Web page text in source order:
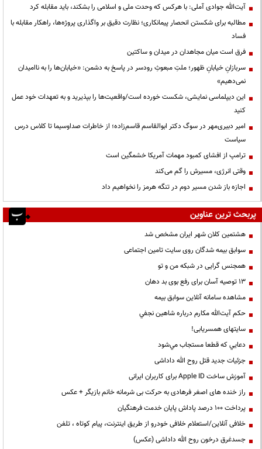
آیت‌الله جوادی آملی: با هرکس که وحدت ملی و اسلامی را بشکند، باید مقابله کرد
مطالبه برای شکستن انحصار پیمانکاری؛ نظارت دقیق بر واگذاری پروژه‌ها، راهکار مقابله با
فساد
فرق است میان مجاهدان در میدان و ساکتین
سربازانِ خیابانِ ظهور؛ ملتِ مبعوثِ رودسر در پاسخ به دشمن: «خیابان‌ها را به ناامیدان
نمی‌دهیم»
این دیپلماسی نمایشی، شکست خورده است/واقعیت‌ها را بپذیرید و به تعهدات خود عمل
کنید
امیر دبیری‌مهر در سوگ دکتر ابوالقاسم قاسم‌زاده؛ از خاطرات صداوسیما تا کلاس درس
سیاست
ترامپ از افشای کمبود مهمات آمریکا خشمگین است
وقتی انرژی، مسیرش را گم می‌کند
اجازه باز شدن مسیر دوم در تنگه هرمز را نخواهیم داد
پربحث ترین عناوین
هشتمین کلان شهر ایران مشخص شد
سوابق بیمه شدگان روی سایت تامین اجتماعی
همجنس گرایی در شبکه من و تو
13 توصیه آسان برای رفع بوی بد دهان
مشاهده سامانه آنلاين سوابق بیمه
حكم آيت‌الله مكارم درباره شاهين نجفي
سایتهای همسریابی!
دعايي كه قطعا مستجاب مي‌شود
جزئیات جدید قتل روح الله داداشی
آموزش ساخت Apple ID برای کاربران ایرانی
راز خنده های اصغر فرهادی به حرکت بی شرمانه خانم بازیگر + عکس
پرداخت ۱۰۰ درصد پاداش پایان خدمت فرهنگیان
خلافی آنلاین/استعلام خلافی خودرو از طریق اینترنت، پیام کوتاه ، تلفن
جسدغرق درخون روح الله داداشی (عکس)